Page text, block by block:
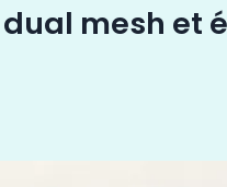
dual mesh et